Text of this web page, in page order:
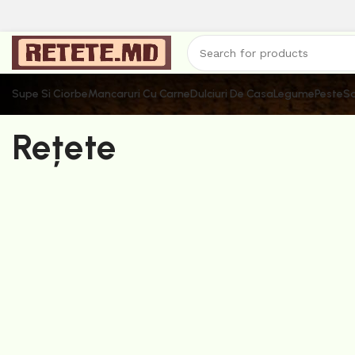
Supe Si CiorbeMancaruri Cu CarneDulciuri De CasaLegumePeste
Rețete